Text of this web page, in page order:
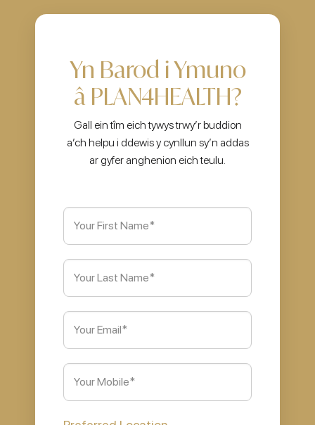
Yn Barod i Ymuno
â PLAN4HEALTH?
Gall ein tîm eich tywys trwy’r buddion
a’ch helpu i ddewis y cynllun sy’n addas
ar gyfer anghenion eich teulu.
First
Name (Required)
Last
Name
Email
Phone